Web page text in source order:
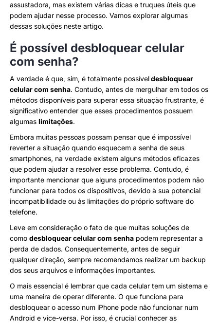
assustadora, mas existem várias dicas e truques úteis que
podem ajudar nesse processo. Vamos explorar algumas
dessas soluções neste artigo.
É possível desbloquear celular
com senha?
A verdade é que, sim, é totalmente possíveldesbloquear
celular com senha. Contudo, antes de mergulhar em todos os
métodos disponíveis para superar essa situação frustrante, é
significativo entender que esses procedimentos possuem
algumas limitações.
Embora muitas pessoas possam pensar que é impossível
reverter a situação quando esquecem a senha de seus
smartphones, na verdade existem alguns métodos eficazes
que podem ajudar a resolver esse problema. Contudo, é
importante mencionar que alguns procedimentos podem não
funcionar para todos os dispositivos, devido à sua potencial
incompatibilidade ou às limitações do próprio software do
telefone.
Leve em consideração o fato de que muitas soluções de
como desbloquear celular com senha podem representar a
perda de dados. Consequentemente, antes de seguir
qualquer direção, sempre recomendamos realizar um backup
dos seus arquivos e informações importantes.
O mais essencial é lembrar que cada celular tem um sistema e
uma maneira de operar diferente. O que funciona para
desbloquear o acesso num iPhone pode não funcionar num
Android e vice-versa. Por isso, é crucial conhecer as